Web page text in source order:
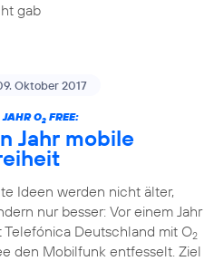
gab
Oktober 2017
JAHR O2FREE:
Jahr mobile
Ideen werden nicht älter,
nur besser: Vor einem Jahr
Telefónica Deutschland mit O2
den Mobilfunk entfesselt. Ziel